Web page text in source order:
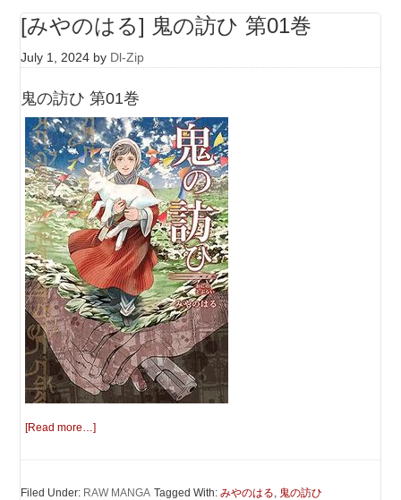
[みやのはる] 鬼の訪ひ 第01巻
July 1, 2024 by Dl-Zip
鬼の訪ひ 第01巻
[Read more…]
Filed Under: RAW MANGA Tagged With:みやのはる, 鬼の訪ひ